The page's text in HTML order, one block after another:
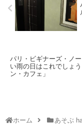
パリ・ビギナーズ・
い雨の日はこれでしょ
ン・カフェ」
ホーム あそぶ